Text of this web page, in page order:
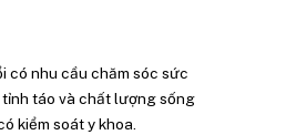
có nhu cầu chăm sóc sức
tỉnh táo và chất lượng sống
kiểm soát y khoa.